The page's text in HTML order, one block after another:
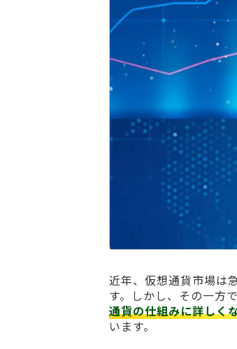
近年、仮想通貨市場は
す。しかし、その一方
通貨の仕組みに詳しく
います。